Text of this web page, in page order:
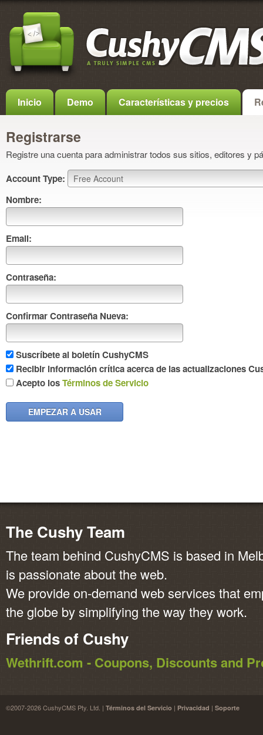
Inicio Demo Características y precios
Registrarse
Registre una cuenta para administrar todos sus sitios, editores y
Account Type:
Nombre:
Email:
Contraseña:
Confirmar Contraseña Nueva:
Suscríbete al boletín CushyCMS
Recibir información crítica acerca de las actualizaciones
Acepto losTérminos de Servicio
EMPEZAR A USAR
The Cushy Team
The team behind CushyCMS is based in
is passionate about the web.
We provide on-demand web services that
the globe by simplifying the way they work.
Friends of Cushy
Wethrift.com - Coupons, Discounts and
©2007-2026 CushyCMS Pty. Ltd. | Términos del Servicio | Privacidad | Soporte